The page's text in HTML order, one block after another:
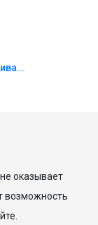
оказывает
возможность